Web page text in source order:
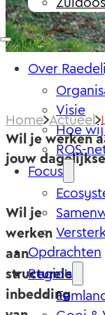
Over
Visie
Hoe
ROS-
Focus
Opdrachten
Regio’s
Home Actueel
Wil je werken
jouw
Wil je
werken
aan
structurele
inbedding